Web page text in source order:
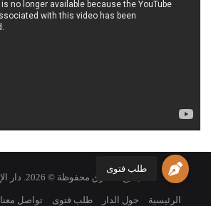
طلب فتوى
الاغتيالات التفجيرات بيان دار الإفتاء
جميع الحقوق محفوظة © 2026. دار الإفتاء الليبية
الرئيسية حول الدار طلب فتوى تواصل معنا